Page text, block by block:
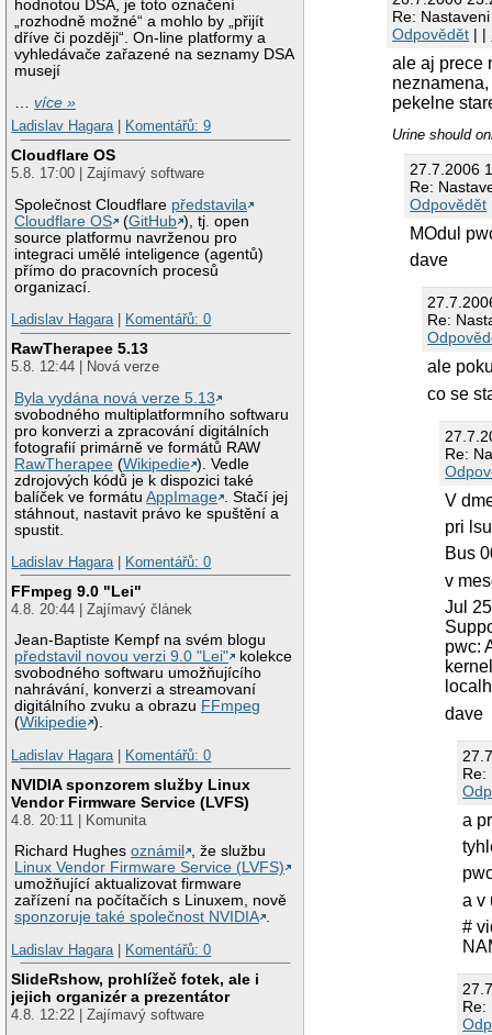
hodnotou DSA, je toto označení
„rozhodně možné“ a mohlo by „přijít
dříve či později“. On-line platformy a
vyhledávače zařazené na seznamy DSA
musejí
…více »
Ladislav Hagara| Komentářů: 9
Cloudflare OS
5.8. 17:00 | Zajímavý software
Společnost Cloudflare představila
Cloudflare OS
(GitHub ), tj. open
source platformu navrženou pro
integraci umělé inteligence (agentů)
přímo do pracovních procesů
organizací.
Ladislav Hagara| Komentářů: 0
RawTherapee 5.13
5.8. 12:44 | Nová verze
Byla vydána nová verze 5.13
svobodného multiplatformního softwaru
pro konverzi a zpracování digitálních
fotografií primárně ve formátů RAW
RawTherapee (Wikipedie ). Vedle
zdrojových kódů je k dispozici také
balíček ve formátuAppImage
. Stačí jej
stáhnout, nastavit právo ke spuštění a
spustit.
Ladislav Hagara| Komentářů: 0
FFmpeg 9.0 "Lei"
4.8. 20:44 | Zajímavý článek
Jean-Baptiste Kempf na svém blogu
představil novou verzi 9.0 "Lei"
kolekce
svobodného softwaru umožňujícího
nahrávání, konverzi a streamovaní
digitálního zvuku a obrazu FFmpeg
(Wikipedie ).
Ladislav Hagara| Komentářů: 0
NVIDIA sponzorem služby Linux
Vendor Firmware Service (LVFS)
4.8. 20:11 | Komunita
Richard Hughesoznámil
, že službu
Linux Vendor Firmware Service (LVFS)
umožňující aktualizovat firmware
zařízení na počítačích s Linuxem, nově
sponzoruje také společnost NVIDIA .
Ladislav Hagara| Komentářů: 0
SlideRshow, prohlížeč fotek, ale i
jejich organizér a prezentátor
4.8. 12:22 | Zajímavý software
Re:
Odpovědět | |
ale aj prece
pekelne
Urine should
27.7.2006
Re:
Odpovědět
MOdul
dave
Re:
ale
co se
Re:
V
pri
Bus
v
Jul
pwc:
dave
Re:
a
a v
#
Re: